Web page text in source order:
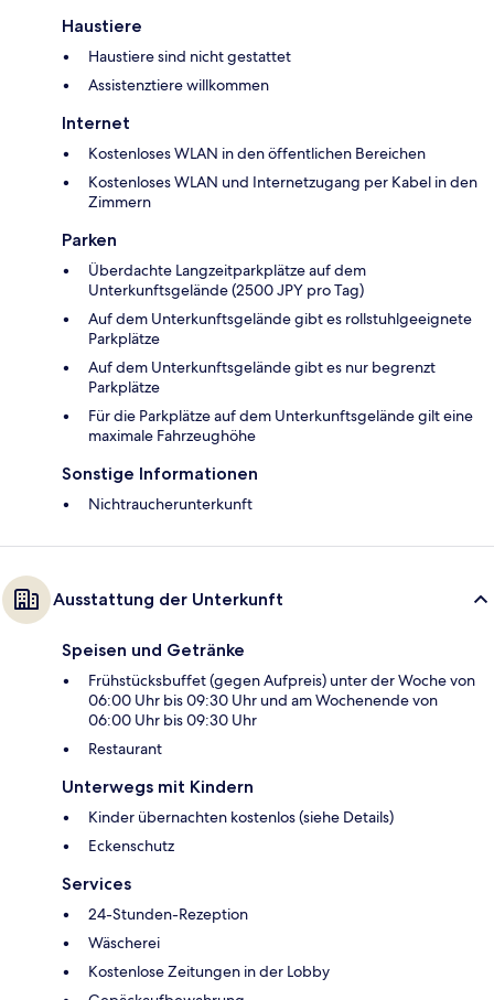
Haustiere
Haustiere sind nicht gestattet
Assistenztiere willkommen
Internet
Kostenloses WLAN in den öffentlichen Bereichen
Kostenloses WLAN und Internetzugang per Kabel in den
Zimmern
Parken
Überdachte Langzeitparkplätze auf dem
Unterkunftsgelände (2500 JPY pro Tag)
Auf dem Unterkunftsgelände gibt es rollstuhlgeeignete
Parkplätze
Auf dem Unterkunftsgelände gibt es nur begrenzt
Parkplätze
Für die Parkplätze auf dem Unterkunftsgelände gilt eine
maximale Fahrzeughöhe
Sonstige Informationen
Nichtraucherunterkunft
Ausstattung der Unterkunft
Speisen und Getränke
Frühstücksbuffet (gegen Aufpreis) unter der Woche von
06:00 Uhr bis 09:30 Uhr und am Wochenende von
06:00 Uhr bis 09:30 Uhr
Restaurant
Unterwegs mit Kindern
Kinder übernachten kostenlos (siehe Details)
Eckenschutz
Services
24-Stunden-Rezeption
Wäscherei
Kostenlose Zeitungen in der Lobby